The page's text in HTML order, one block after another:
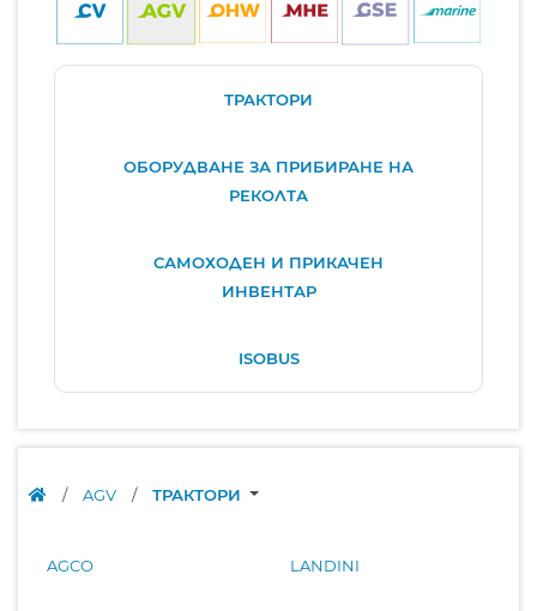
ТРАКТОРИ
ОБОРУДВАНЕ ЗА ПРИБИРАНЕ НА
РЕКОЛТА
САМОХОДЕН И ПРИКАЧЕН
ИНВЕНТАР
ISOBUS
/ AGV / ТРАКТОРИ
AGCO LANDINI